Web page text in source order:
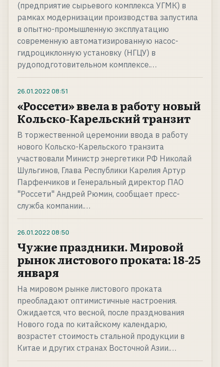
(предприятие сырьевого комплекса УГМК) в
рамках модернизации производства запустила
в опытно-промышленную эксплуатацию
современную автоматизированную насос-
гидроциклонную установку (НГЦУ) в
рудоподготовительном комплексе.…
26.01.2022 08:51
«Россети» ввела в работу новый
Кольско-Карельский транзит
В торжественной церемонии ввода в работу
нового Кольско-Карельского транзита
участвовали Министр энергетики РФ Николай
Шульгинов, Глава Республики Карелия Артур
Парфенчиков и Генеральный директор ПАО
"Россети" Андрей Рюмин, сообщает пресс-
служба компании.…
26.01.2022 08:50
Чужие праздники. Мировой
рынок листового проката: 18-25
января
На мировом рынке листового проката
преобладают оптимистичные настроения.
Ожидается, что весной, после празднования
Нового года по китайскому календарю,
возрастет стоимость стальной продукции в
Китае и других странах Восточной Азии.…